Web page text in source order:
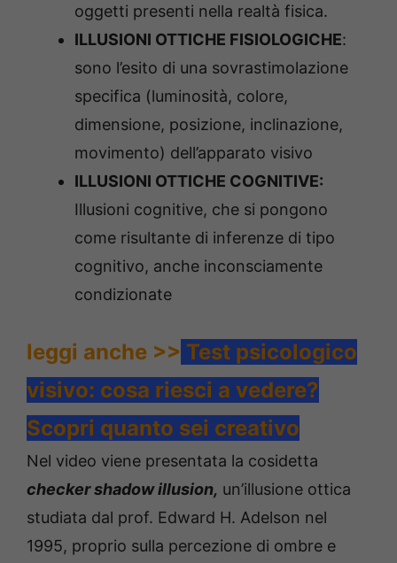
oggetti presenti nella realtà fisica.
ILLUSIONI OTTICHE FISIOLOGICHE:
sono l’esito di una sovrastimolazione
specifica (luminosità, colore,
dimensione, posizione, inclinazione,
movimento) dell’apparato visivo
ILLUSIONI OTTICHE COGNITIVE:
Illusioni cognitive, che si pongono
come risultante di inferenze di tipo
cognitivo, anche inconsciamente
condizionate
leggi anche >> Test psicologico
visivo: cosa riesci a vedere?
Scopri quanto sei creativo
Nel video viene presentata la cosidetta
checker shadow illusion, un’illusione ottica
studiata dal prof. Edward H. Adelson nel
1995, proprio sulla percezione di ombre e